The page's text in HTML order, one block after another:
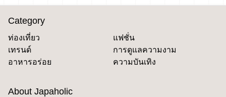
Category
ท่องเที่ยว
แฟชั่น
เทรนด์
การดูแลความงาม
อาหารอร่อย
ความบันเทิง
About Japaholic